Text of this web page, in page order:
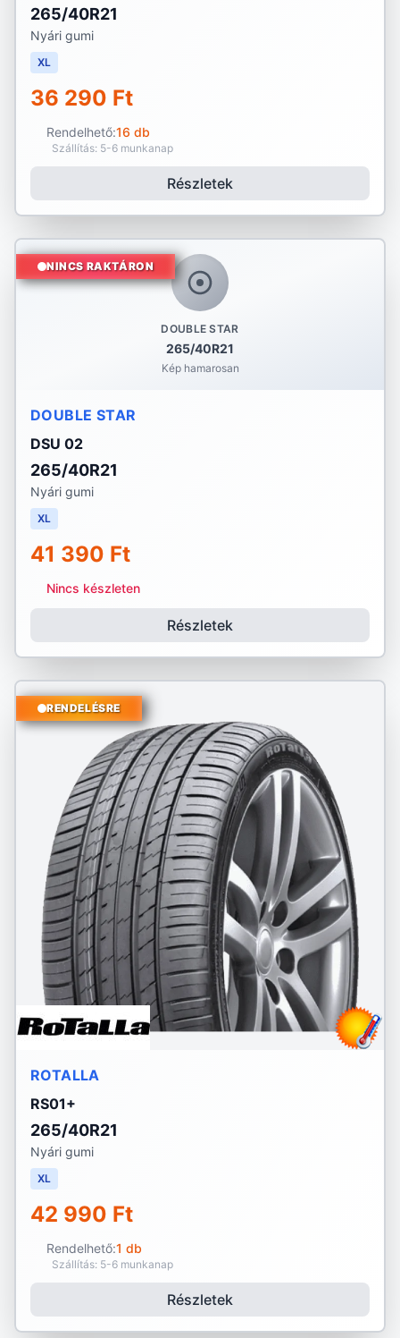
265/40R21
Nyári gumi
XL
36 290 Ft
Rendelhető:16 db
Szállítás: 5-6 munkanap
Részletek
DOUBLE STAR
265/40R21
Kép hamarosan
NINCS RAKTÁRON
DOUBLE STAR
DSU 02
265/40R21
Nyári gumi
XL
41 390 Ft
Nincs készleten
Részletek
RENDELÉSRE
ROTALLA
RS01+
265/40R21
Nyári gumi
XL
42 990 Ft
Rendelhető:1 db
Szállítás: 5-6 munkanap
Részletek